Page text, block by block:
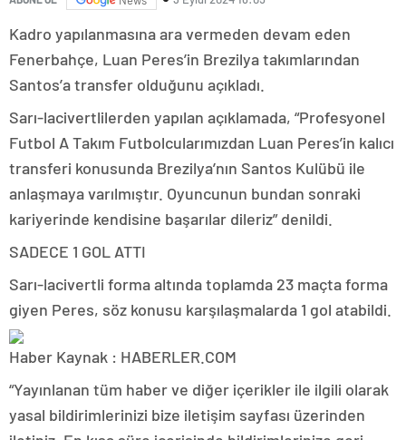
Kadro yapılanmasına ara vermeden devam eden
Fenerbahçe, Luan Peres’in Brezilya takımlarından
Santos’a transfer olduğunu açıkladı.
Sarı-lacivertlilerden yapılan açıklamada, “Profesyonel
Futbol A Takım Futbolcularımızdan Luan Peres’in kalıcı
transferi konusunda Brezilya’nın Santos Kulübü ile
anlaşmaya varılmıştır. Oyuncunun bundan sonraki
kariyerinde kendisine başarılar dileriz” denildi.
SADECE 1 GOL ATTI
Sarı-lacivertli forma altında toplamda 23 maçta forma
giyen Peres, söz konusu karşılaşmalarda 1 gol atabildi.
Haber Kaynak : HABERLER.COM
“Yayınlanan tüm haber ve diğer içerikler ile ilgili olarak
yasal bildirimlerinizi bize iletişim sayfası üzerinden